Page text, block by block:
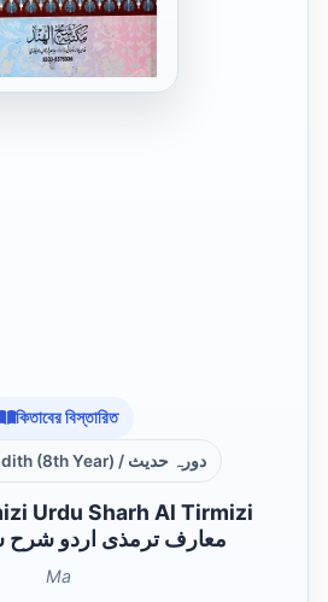
কিতাবের বিস্তারিত
Dora e Hadith (8th Year) / دورہ حدیث
Urdu Sharh Al Tirmizi
معارف ترمذی اردو شرح
Ma